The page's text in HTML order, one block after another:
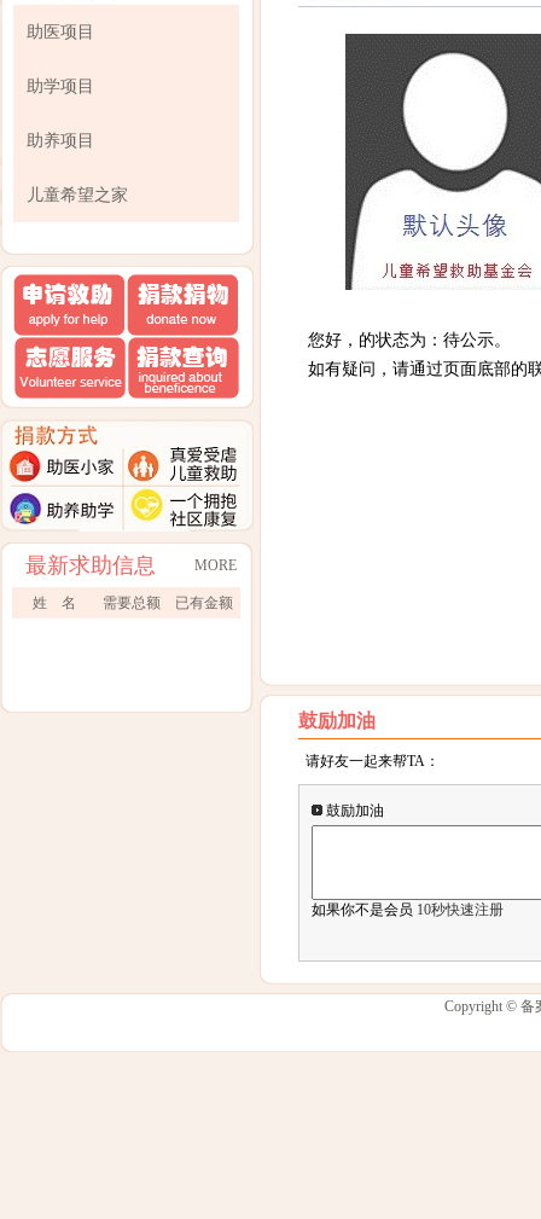
助医项目
助学项目
助养项目
儿童希望之家
MORE
最新求助信息
姓 名 需要总额 已有金额
您好，的状态为：待公示。
如有疑问，请通过页面底部的
鼓励加油
请好友一起来帮TA：
鼓励加油
如果你不是会员 10秒快速注册
Copyright © 备